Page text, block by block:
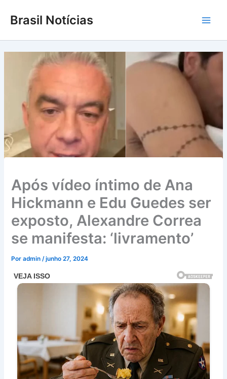
para
conteúdo
Brasil Notícias
Após vídeo íntimo de Ana
Hickmann e Edu Guedes ser
exposto, Alexandre Correa
se manifesta: ‘livramento’
Poradmin/junho 27, 2024